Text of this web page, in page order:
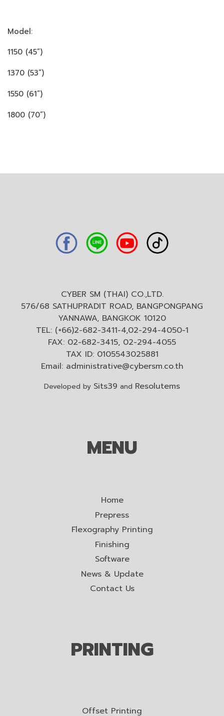
Model:
1150 (45”)
1370 (53”)
1550 (61”)
1800 (70”)
CYBER SM (THAI) CO.,LTD.
576/68 SATHUPRADIT ROAD, BANGPONGPANG
YANNAWA, BANGKOK 10120
TEL: (+66)2-682-3411-4,02-294-4050-1
FAX: 02-682-3415, 02-294-4055
TAX ID: 0105543025881
Email: administrative@cybersm.co.th
Developed by Sits39 and Resolutems
MENU
Home
Prepress
Flexography Printing
Finishing
Software
News & Update
Contact Us
PRINTING
Offset Printing